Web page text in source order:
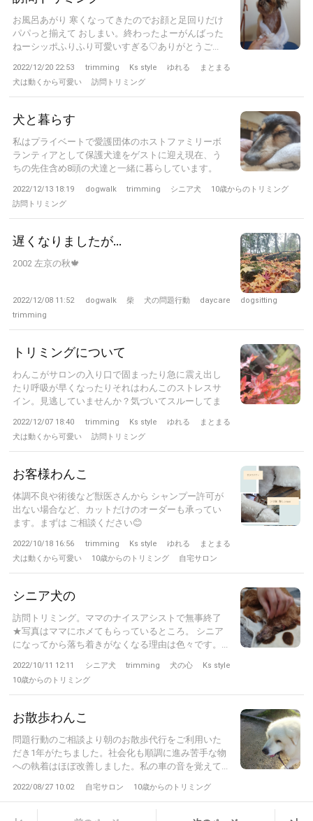
お風呂あがり 寒くなってきたのでお顔と足回りだけ
パパっと揃えて おしまい。終わったよーがんばった
ねーシッポふりふり可愛いすぎる♡ありがとうご...
2022/12/20 22:53 trimming Ks style ゆれる
まとまる
犬は動くから可愛い
訪問トリミング
犬と暮らす
私はプライベートで愛護団体のホストファミリーボ
ランティアとして保護犬達をゲストに迎え現在、う
ちの先住含め8頭の犬達と一緒に暮らしています。
2022/12/13 18:19 dogwalk trimming シニア犬
10歳からのトリミング
訪問トリミング
遅くなりましたが…
2002 左京の秋🍁
2022/12/08 11:52 dogwalk 柴 犬の問題行動 daycare
dogsitting
trimming
トリミングについて
わんこがサロンの入り口で固まったり急に震え出し
たり呼吸が早くなったりそれはわんこのストレスサ
イン。見逃していませんか？気づいてスルーしてま
2022/12/07 18:40 trimming Ks style ゆれる
まとまる
犬は動くから可愛い
訪問トリミング
お客様わんこ
体調不良や術後など獣医さんから シャンプー許可が
出ない場合など、カットだけのオーダーも承ってい
ます。まずは ご相談ください😊
2022/10/18 16:56 trimming Ks style ゆれる
まとまる
犬は動くから可愛い
10歳からのトリミング 自宅サロン
シニア犬の
訪問トリミング。ママのナイスアシストで無事終了
★写真はママにホメてもらっているところ。 シニア
になってから落ち着きがなくなる理由は色々です。...
2022/10/11 12:11 シニア犬 trimming 犬の心
Ks style
10歳からのトリミング
お散歩わんこ
問題行動のご相談より朝のお散歩代行をご利用いた
だき1年がたちました。社会化も順調に進み苦手な物
への執着はほぼ改善しました。私の車の音を覚えて...
2022/08/27 10:02 自宅サロン 10歳からのトリミング